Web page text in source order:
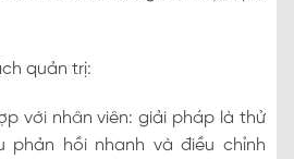
quản trị:
với nhân viên: giải pháp là thử
phản hồi nhanh và điều chỉnh